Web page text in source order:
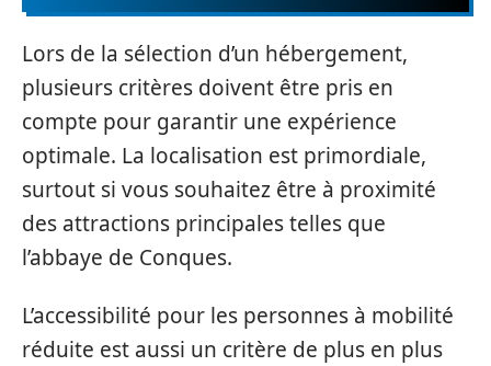
Lors de la sélection d’un hébergement,
plusieurs critères doivent être pris en
compte pour garantir une expérience
optimale. La localisation est primordiale,
surtout si vous souhaitez être à proximité
des attractions principales telles que
l’abbaye de Conques.
L’accessibilité pour les personnes à mobilité
réduite est aussi un critère de plus en plus